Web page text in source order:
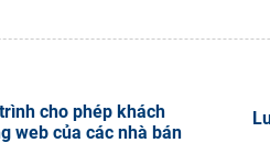
cho phép khách
web của các nhà bán